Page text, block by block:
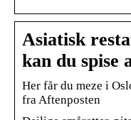
Asiatisk
kan du spise
Her får du meze i
fra Aftenposten